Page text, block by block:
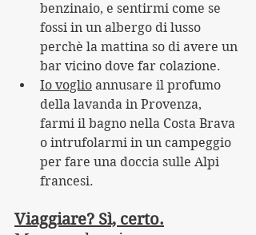
benzinaio, e sentirmi come se
fossi in un albergo di lusso
perchè la mattina so di avere un
bar vicino dove far colazione.
Io voglio annusare il profumo
della lavanda in Provenza,
farmi il bagno nella Costa Brava
o intrufolarmi in un campeggio
per fare una doccia sulle Alpi
francesi.
Viaggiare? Sì, certo.